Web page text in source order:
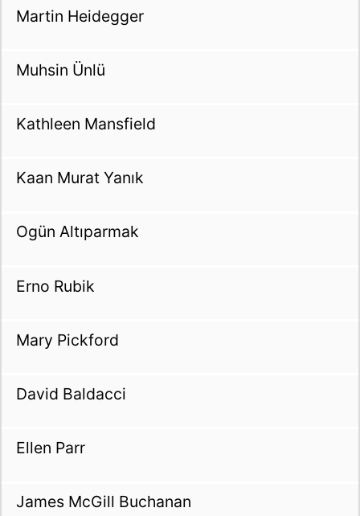
Martin Heidegger
Muhsin Ünlü
Kathleen Mansfield
Kaan Murat Yanık
Ogün Altıparmak
Erno Rubik
Mary Pickford
David Baldacci
Ellen Parr
James McGill Buchanan